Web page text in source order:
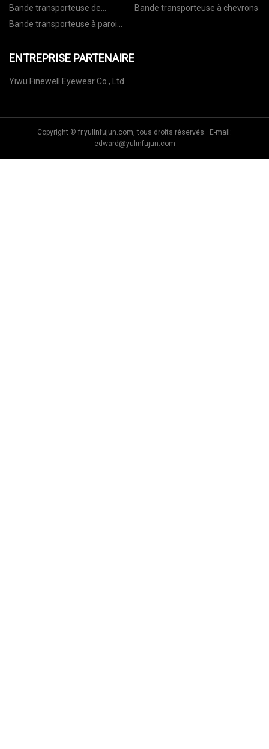
acier
Bande transporteuse de
manutention
Bande transporteuse à chevrons
Bande transporteuse à paroi
ENTREPRISE PARTENAIRE
Yiwu Finewell Eyewear Co., Ltd
Copyright © fr.yulinfujun.com, tous droits réservés. E-mail:
edward@yulinfujun.com